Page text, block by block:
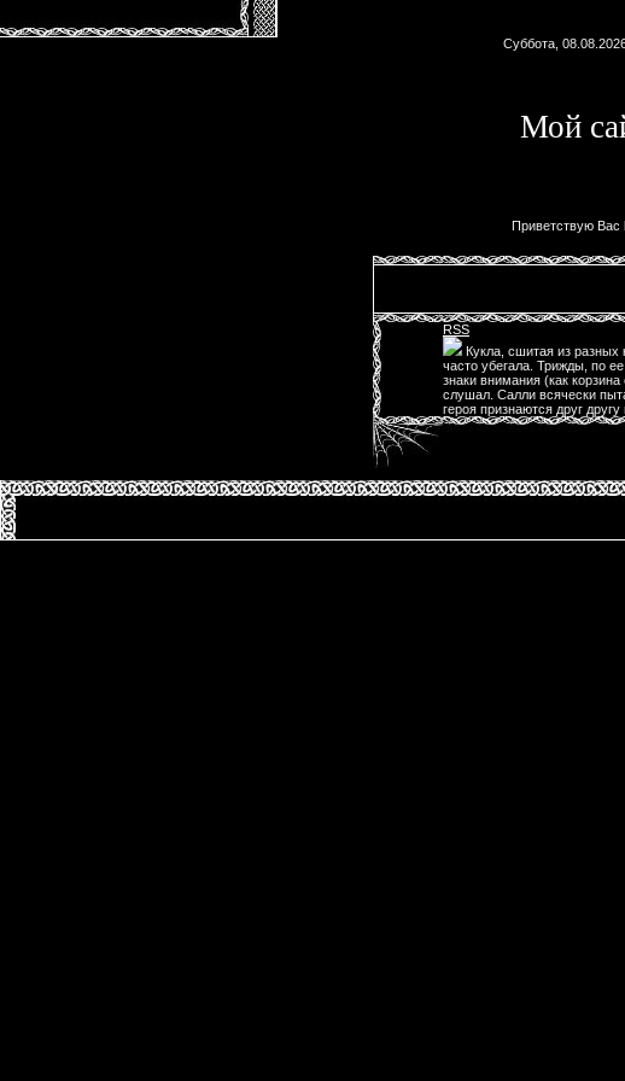
Суббота,
Мой
Приветствую Вас
RSS
Кукла, сшитая из разных
часто убегала. Трижды, по
знаки внимания (как
слушал. Салли всячески
героя признаются друг другу